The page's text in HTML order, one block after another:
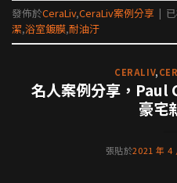
發佈於CeraLiv,CeraLiv案例分享 |
潔,浴室鍍膜,耐油汙
CERALIV,
名人案例分享，Paul
豪宅
張貼於2021 年 4